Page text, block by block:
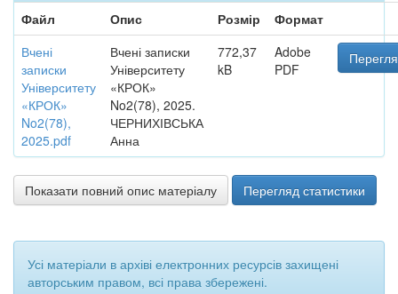
Файл
Опис Розмір
Формат
Вчені
записки
Університету
«КРОК»
No2(78),
2025.pdf
Вчені записки
Університету
«КРОК»
No2(78), 2025.
ЧЕРНИХІВСЬКА
Анна
772,37
kB
Adobe
PDF
Показати повний опис матеріалу Перегляд статистики
Усі матеріали в архіві електронних ресурсів захищені
авторським правом, всі права збережені.